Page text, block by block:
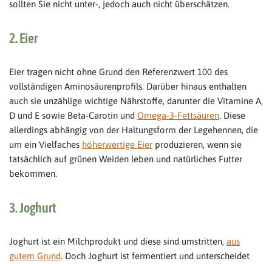
sollten Sie nicht unter-, jedoch auch nicht überschätzen.
2. Eier
Eier tragen nicht ohne Grund den Referenzwert 100 des
vollständigen Aminosäurenprofils. Darüber hinaus enthalten
auch sie unzählige wichtige Nährstoffe, darunter die Vitamine A,
D und E sowie Beta-Carotin und Omega-3-Fettsäuren. Diese
allerdings abhängig von der Haltungsform der Legehennen, die
um ein Vielfaches höherwertige Eier produzieren, wenn sie
tatsächlich auf grünen Weiden leben und natürliches Futter
bekommen.
3. Joghurt
Joghurt ist ein Milchprodukt und diese sind umstritten, aus
gutem Grund. Doch Joghurt ist fermentiert und unterscheidet